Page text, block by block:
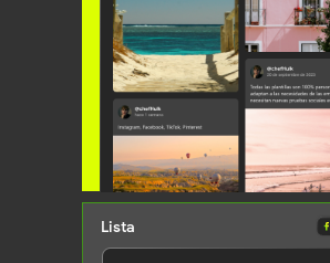
Lista
Manera súperfácilde poner plugin
para mostrar redes sociales en mi web